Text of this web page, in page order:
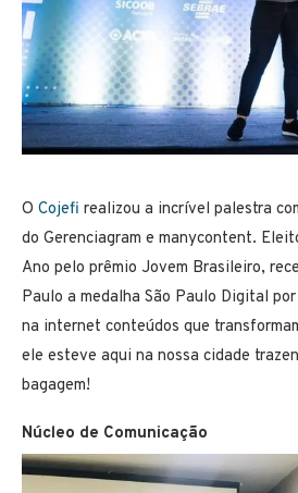
O Cojefi realizou a incrível palestra
do Gerenciagram e manycontent.
Ano pelo prêmio Jovem Brasileiro,
Paulo a medalha São Paulo Digital
na internet conteúdos que
ele esteve aqui na nossa cidade
bagagem!
Núcleo de Comunicação